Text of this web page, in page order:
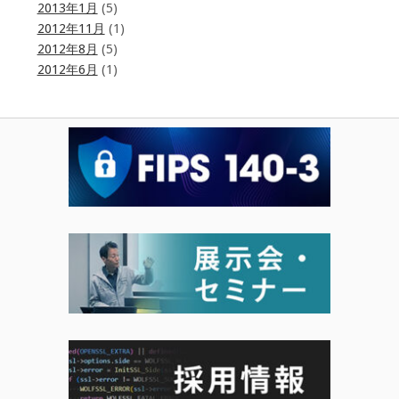
2013年1月 (5)
2012年11月 (1)
2012年8月 (5)
2012年6月 (1)